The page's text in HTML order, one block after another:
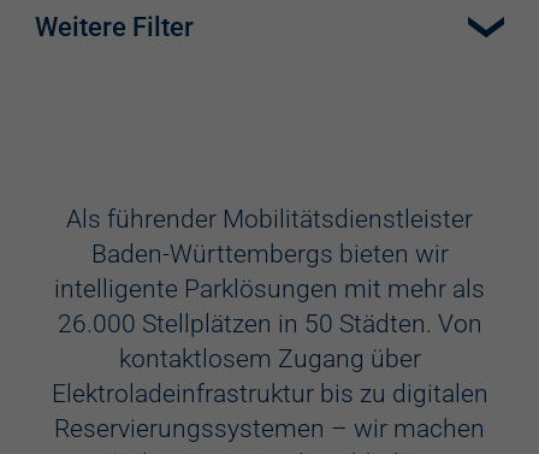
Weitere Filter
Aufzug
Videokameras
Schülerkunst
Behindertenstellplätze
Als führender Mobilitätsdienstleister
Baden-Württembergs bieten wir
intelligente Parklösungen mit mehr als
26.000 Stellplätzen in 50 Städten. Von
kontaktlosem Zugang über
Elektroladeinfrastruktur bis zu digitalen
Reservierungssystemen – wir machen